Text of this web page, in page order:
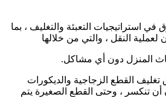
في استراتيجيات التعبئة والتغليف ، بما
النقل ، والتي من خلالها
المنزل دون أي مشاكل.
القطع الزجاجية والديكورات
أن تنكسر ، وحتى القطع الصغيرة يتم